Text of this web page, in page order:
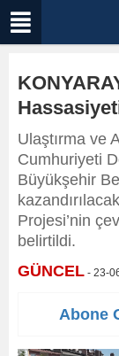
Ulaştırma ve
Cumhuriyeti
Büyükşehir
Projesi’nin
belirtildi.
GÜNCEL - 23-
Abone